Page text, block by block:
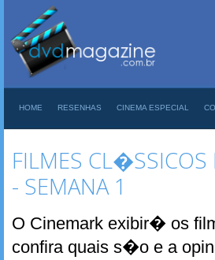
HOME RESENHAS CINEMA ESPECIAL
FILMES CL�SSICOS
- SEMANA 1
O Cinemark exibir� os
confira quais s�o e a